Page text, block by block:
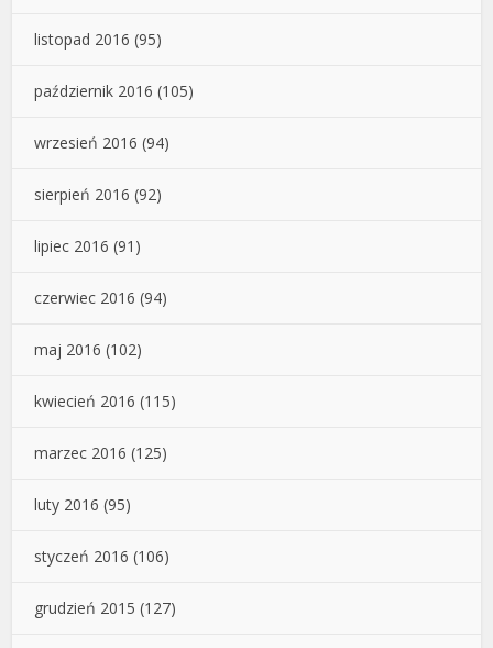
listopad 2016 (95)
październik 2016 (105)
wrzesień 2016 (94)
sierpień 2016 (92)
lipiec 2016 (91)
czerwiec 2016 (94)
maj 2016 (102)
kwiecień 2016 (115)
marzec 2016 (125)
luty 2016 (95)
styczeń 2016 (106)
grudzień 2015 (127)